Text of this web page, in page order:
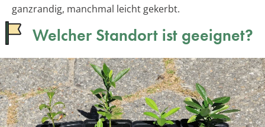
ganzrandig, manchmal leicht gekerbt.
Welcher Standort ist geeignet?